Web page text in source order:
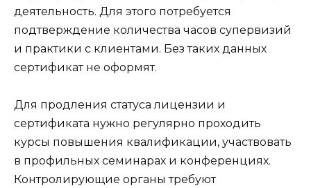
деятельность. Для этого потребуется
подтверждение количества часов супервизий
и практики с клиентами. Без таких данных
сертификат не оформят.
Для продления статуса лицензии и
сертификата нужно регулярно проходить
курсы повышения квалификации, участвовать
в профильных семинарах и конференциях.
Контролирующие органы требуют